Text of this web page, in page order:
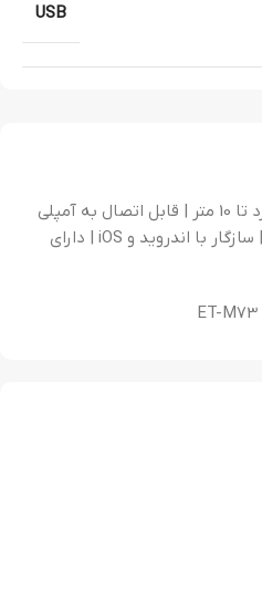
بلوتوث ورژن 5 | محدوده عملکرد تا 10 متر | قابل اتصال به آمپلی
فایر و سایر سیستم های صوتی | سازگار با اندروید و iOS | دارای
USB